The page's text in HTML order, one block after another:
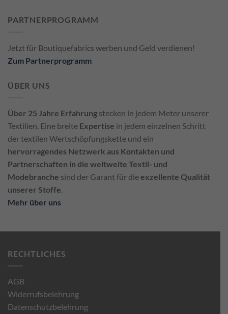
PARTNERPROGRAMM
Jetzt für Boutiquefabrics werben und Geld verdienen!
Zum Partnerprogramm
ÜBER UNS
Über 25 Jahre Erfahrung stecken in jedem Meter unserer
Textilien. Eine breite Expertise in jedem einzelnen Schritt
der textilen Wertschöpfungskette und ein
hervorragendes Netzwerk aus Kontakten und
Partnerschaften in die weltweite Textil- und
Modebranche sind der Garant für dieexzellente Qualität
unserer Stoffe.
Mehr über uns
RECHTLICHES
AGB
Widerrufsbelehrung
Datenschutzbelehrung